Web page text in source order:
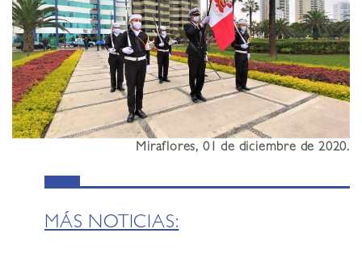
Miraflores, 01 de diciembre de 2020.
MÁS NOTICIAS: